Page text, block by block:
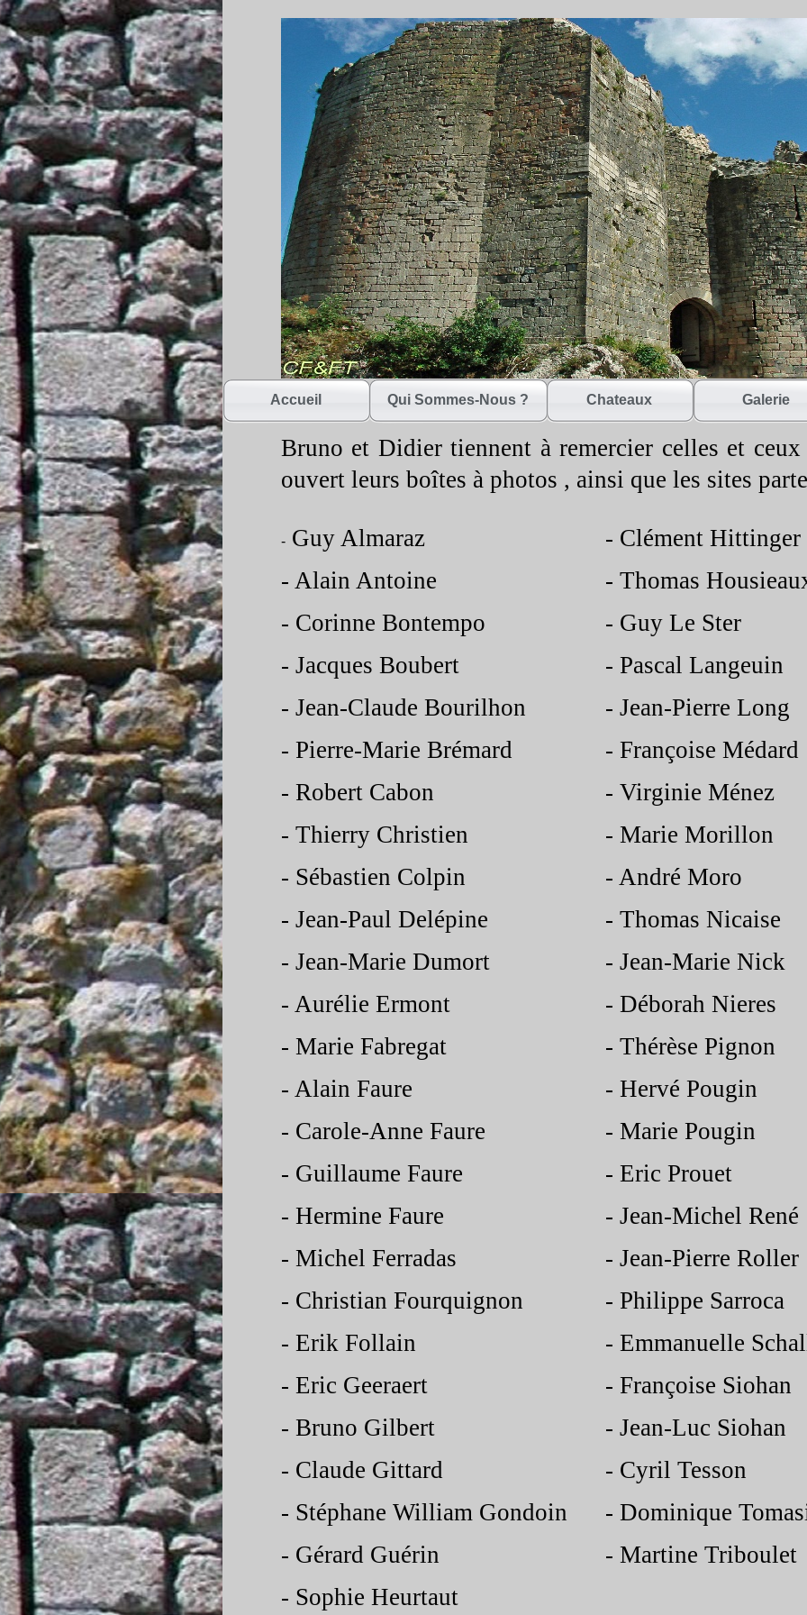
Accueil Qui Sommes-Nous ? Chateaux Galerie
Bruno et Didier tiennent à remercier celles et
ouvert leurs boîtes à photos , ainsi que les sites
- Guy Almaraz
- Alain Antoine
- Corinne Bontempo
- Jacques Boubert
- Jean-Claude Bourilhon
- Pierre-Marie Brémard
- Robert Cabon
- Thierry Christien
- Sébastien Colpin
- Jean-Paul Delépine
- Jean-Marie Dumort
- Aurélie Ermont
- Marie Fabregat
- Alain Faure
- Carole-Anne Faure
- Guillaume Faure
- Hermine Faure
- Michel Ferradas
- Christian Fourquignon
- Erik Follain
- Eric Geeraert
- Bruno Gilbert
- Claude Gittard
- Stéphane William Gondoin
- Gérard Guérin
- Sophie Heurtaut
- Clément Hittinger
- Thomas
- Guy Le Ster
- Pascal Langeuin
- Jean-Pierre Long
- Françoise Médard
- Virginie Ménez
- Marie Morillon
- André Moro
- Thomas Nicaise
- Jean-Marie Nick
- Déborah Nieres
- Thérèse Pignon
- Hervé Pougin
- Marie Pougin
- Eric Prouet
- Jean-Michel René
- Jean-Pierre Roller
- Philippe Sarroca
- Emmanuelle
- Françoise Siohan
- Jean-Luc Siohan
- Cyril Tesson
- Dominique
- Martine Triboulet